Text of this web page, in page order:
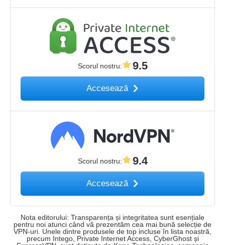
Scorul nostru: 9.5
Accesează
Scorul nostru: 9.4
Accesează
Nota editorului: Transparența și integritatea sunt esențiale
pentru noi atunci când vă prezentăm cea mai bună selecție de
VPN-uri. Unele dintre produsele de top incluse în lista noastră,
precum Intego, Private Internet Access, CyberGhost și